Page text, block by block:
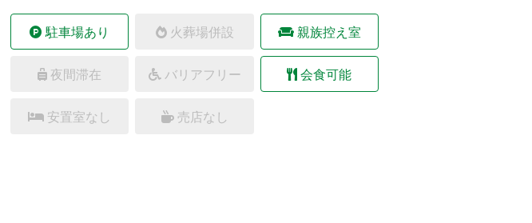
駐車場あり 火葬場併設 親族控え室
夜間滞在 バリアフリー 会食可能
安置室なし 売店なし